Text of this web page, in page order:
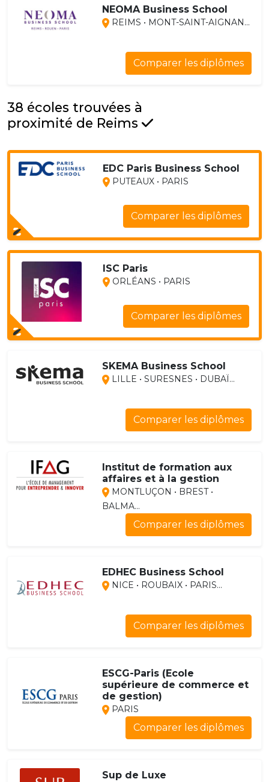
NEOMA Business School
REIMS • MONT-SAINT-AIGNAN...
Comparer les diplômes
38 écoles trouvées à
proximité de Reims
EDC Paris Business School
PUTEAUX • PARIS
Comparer les diplômes
ISC Paris
ORLÉANS • PARIS
Comparer les diplômes
SKEMA Business School
LILLE • SURESNES • DUBAÏ...
Comparer les diplômes
Institut de formation aux
affaires et à la gestion
MONTLUÇON • BREST •
BALMA...
Comparer les diplômes
EDHEC Business School
NICE • ROUBAIX • PARIS...
Comparer les diplômes
ESCG-Paris (Ecole
supérieure de commerce et
de gestion)
PARIS
Comparer les diplômes
Sup de Luxe